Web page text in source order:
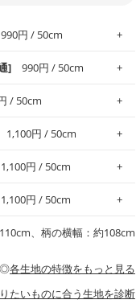
円 / 50cm
適度な張りを併せ持ち、
徴です。当サイトのオ
使いいただけます。
の通園通学グッズには
テン
服
] 990円 / 50cm
特徴です。ベビー用品
イテムに最適です。高
グッズ
ピースなどの洋服
/ 50cm
軽やかさとなめらかな
るので、涼しげなトッ
クなどのトップス
1,100円 / 50cm
のビエラ生地は、オック
かい質感と適度な落ち
円 / 50cm
した張りと厚みがありな
地の厚みは中厚手で
どの通園通学グッズ
円 / 50cm
ートバッグ・ポーチ・ペ
リア用品に向いていま
、柄の横幅：約108cm
◎各生地の特徴をもっと見る
たいものに合う生地を診断